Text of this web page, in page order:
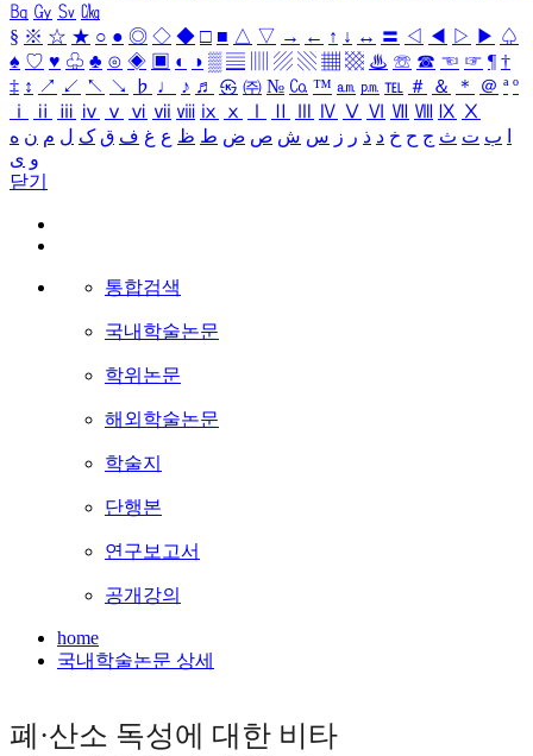
㏃ ㏉ ㏜ ㏆
§ ※ ☆ ★ ○ ● ◎ ◇ ◆ □ ■ △ ▽ → ← ↑ ↓ ↔ 〓 ◁ ◀ ▷ ▶ ♤
♠ ♡ ♥ ♧ ♣ ⊙ ◈ ▣ ◐ ◑ ▒ ▤ ▨ ▧ ▦ ▩ ♨ ☏ ☎ ☜ ☞ ¶ †
‡ ↕ ↗ ↙ ↖ ↘ ♭ ♩ ♪ ♬ ㉿ ㈜ № ㏇ ™ ㏂ ㏘ ℡ ＃ ＆ ＊ ＠ ª º
ⅰ
ⅱ ⅲ ⅳ ⅴ ⅵ ⅶ ⅷ ⅸ ⅹ Ⅳ Ⅴ Ⅵ Ⅶ Ⅷ Ⅸ Ⅹ
ب ت ث ج ح خ د ذ ر ز س ش ص ض ط ظ ع غ ف ق ک ل م ن ه
و ی
닫기
통합검색
국내학술논문
학위논문
해외학술논문
학술지
단행본
연구보고서
공개강의
home
국내학술논문 상세
폐·산소 독성에 대한 비타